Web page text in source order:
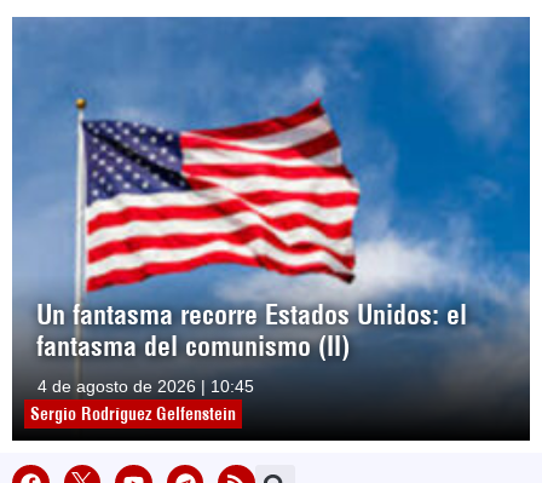
Un fantasma recorre Estados Unidos: el
fantasma del comunismo (II)
4 de agosto de 2026 | 10:45
Sergio Rodríguez Gelfenstein